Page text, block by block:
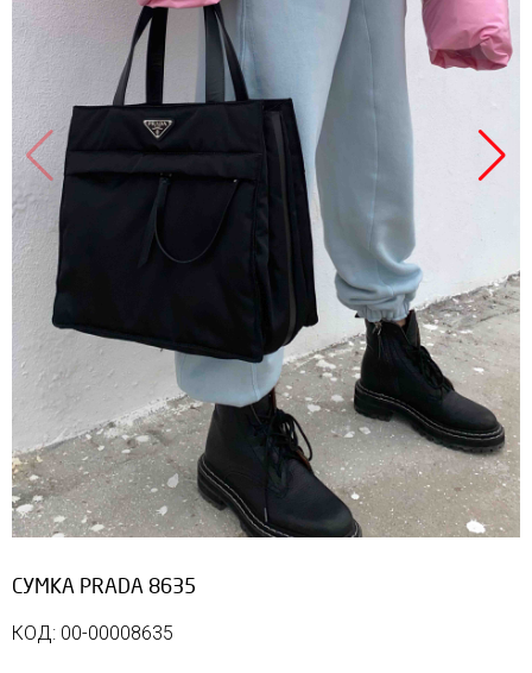
Продано
СУМКА PRADA 8635
КОД: 00-00008635